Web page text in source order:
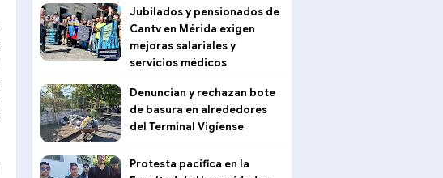
Jubilados y pensionados de
Cantv en Mérida exigen
mejoras salariales y
servicios médicos
Denuncian y rechazan bote
de basura en alrededores
del Terminal Vigíense
Protesta pacífica en la